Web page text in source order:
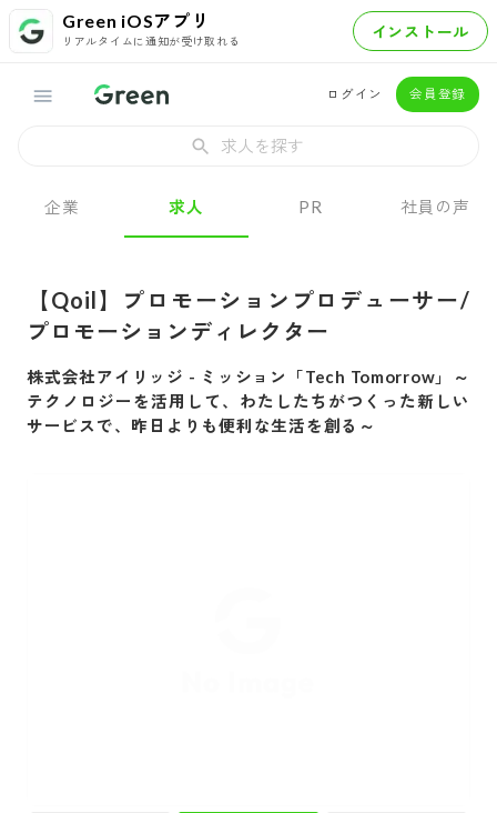
Green iOSアプリ
リアルタイムに通知が受け取れる インストール
ログイン 会員登録
求人を探す
企業 求人 PR 社員の声
【Qoil】プロモーションプロデューサー/
プロモーションディレクター
株式会社アイリッジ - ミッション「Tech Tomorrow」～
テクノロジーを活用して、わたしたちがつくった新しい
サービスで、昨日よりも便利な生活を創る～